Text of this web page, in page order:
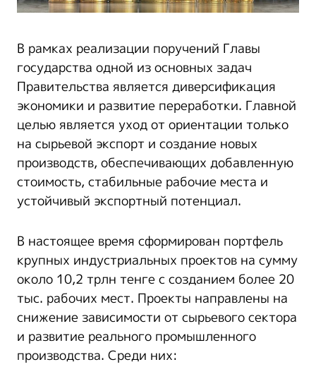
В рамках реализации поручений Главы
государства одной из основных задач
Правительства является диверсификация
экономики и развитие переработки. Главной
целью является уход от ориентации только
на сырьевой экспорт и создание новых
производств, обеспечивающих добавленную
стоимость, стабильные рабочие места и
устойчивый экспортный потенциал.
В настоящее время сформирован портфель
крупных индустриальных проектов на сумму
около 10,2 трлн тенге с созданием более 20
тыс. рабочих мест. Проекты направлены на
снижение зависимости от сырьевого сектора
и развитие реального промышленного
производства. Среди них: